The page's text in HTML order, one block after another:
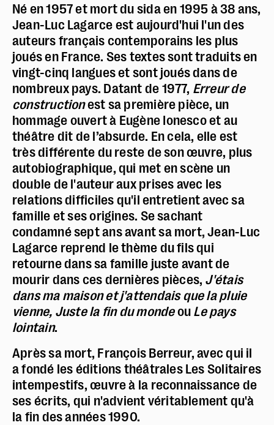
Né en 1957 et mort du sida en 1995 à 38 ans,
Jean-Luc Lagarce est aujourd'hui l'un des
auteurs français contemporains les plus
joués en France. Ses textes sont traduits en
vingt-cinq langues et sont joués dans de
nombreux pays. Datant de 1977, Erreur de
constructionest sa première pièce, un
hommage ouvert à Eugène Ionesco et au
théâtre dit de l’absurde. En cela, elle est
très différente du reste de son œuvre, plus
autobiographique, qui met en scène un
double de l'auteur aux prises avec les
relations difficiles qu'il entretient avec sa
famille et ses origines. Se sachant
condamné sept ans avant sa mort, Jean-Luc
Lagarce reprend le thème du fils qui
retourne dans sa famille juste avant de
mourir dans ces dernières pièces, J'étais
dans ma maison et j'attendais que la pluie
vienne, Juste la fin du mondeou Le pays
lointain.
Après sa mort, François Berreur, avec qui il
a fondé les éditions théâtrales Les Solitaires
intempestifs, œuvre à la reconnaissance de
ses écrits, qui n'advient véritablement qu'à
la fin des années 1990.